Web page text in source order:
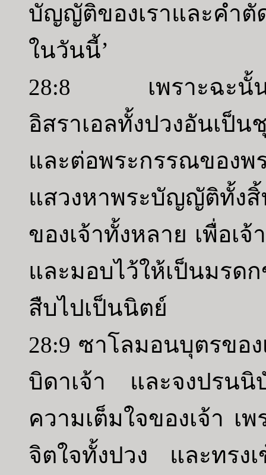
บัญญัติของเราและคำตั
ในวันนี้’
28:8 เพราะฉะนั้นบั
อิสราเอลทั้งปวงอันเป็
และต่อพระกรรณของ
แสวงหาพระบัญญัติทั้งสิ้
ของเจ้าทั้งหลาย เพื่อเ
และมอบไว้ให้เป็นมรด
สืบไปเป็นนิตย์
28:9 ซาโลมอนบุตรของ
บิดาเจ้า และจงปรนนิ
ความเต็มใจของเจ้า เ
จิตใจทั้งปวง และทรง